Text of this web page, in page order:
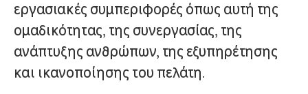
εργασιακές συμπεριφορές όπως αυτή της
ομαδικότητας, της συνεργασίας, της
ανάπτυξης ανθρώπων, της εξυπηρέτησης
και ικανοποίησης του πελάτη.